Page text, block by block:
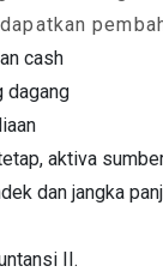
cash
dagang
aktiva
dan jangka
II.